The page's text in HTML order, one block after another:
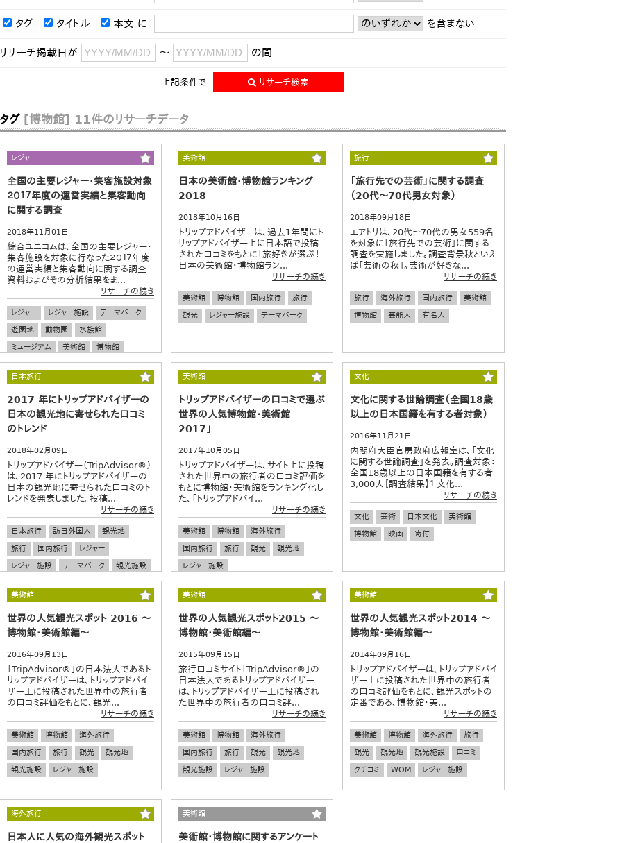
タグ タイトル 本文 に を含まない
リサーチ掲載日が ～ の間
上記条件で リサーチ検索
タグ [博物館] 11件のリサーチデータ
レジャー
全国の主要レジャー・集客施設対象
２０１７年度の運営実績と集客動向
に関する調査
2018年11月01日
綜合ユニコムは、全国の主要レジャー・
集客施設を対象に行なった２０１７年度
の運営実績と集客動向に関する調査
資料およびその分析結果をま...
リサーチの続き
レジャー レジャー施設
テーマパーク
遊園地
動物園
水族館
ミュージアム
美術館 博物館
美術館
日本の美術館・博物館ランキング
2018
2018年10月16日
トリップアドバイザーは、過去1年間にト
リップアドバイザー上に日本語で投稿
された口コミをもとに「旅好きが選ぶ！
日本の美術館・博物館ラン...
リサーチの続き
美術館 博物館 国内旅行
旅行
観光
レジャー施設 テーマパーク
旅行
「旅行先での芸術」に関する調査
（20代～70代男女対象）
2018年09月18日
エアトリは、20代～70代の男女559名
を対象に「旅行先での芸術」に関する
調査を実施しました。調査背景秋といえ
ば「芸術の秋」。芸術が好きな...
リサーチの続き
旅行 海外旅行 国内旅行
美術館
博物館
芸能人 有名人
日本旅行
2017 年にトリップアドバイザーの
日本の観光地に寄せられた口コミ
のトレンド
2018年02月09日
トリップアドバイザー（TripAdvisor®）
は、2017 年にトリップアドバイザーの
日本の観光地に寄せられた口コミのト
レンドを発表しました。投稿...
リサーチの続き
日本旅行 訪日外国人
観光地
旅行
国内旅行
レジャー
レジャー施設
テーマパーク
観光施設
遊園地
美術館 博物館
水族館
動物園
ミュージアム
口コミ
クチコミ
都市
美術館
トリップアドバイザーの口コミで選ぶ
世界の人気博物館・美術館
2017」
2017年10月05日
トリップアドバイザーは、サイト上に投稿
された世界中の旅行者の口コミ評価を
もとに博物館・美術館をランキング化し
た、「トリップアドバイ...
リサーチの続き
美術館 博物館
海外旅行
国内旅行
旅行 観光
観光地
レジャー施設
文化
文化に関する世論調査（全国18歳
以上の日本国籍を有する者対象）
2016年11月21日
内閣府大臣官房政府広報室は、「文化
に関する世論調査」を発表。調査対象：
全国18歳以上の日本国籍を有する者
3,000人【調査結果】１ 文化...
リサーチの続き
文化 芸術 日本文化
美術館
博物館
映画 寄付
美術館
世界の人気観光スポット 2016 ～
博物館・美術館編～
2016年09月13日
「TripAdvisor®」の日本法人であるト
リップアドバイザーは、トリップアドバイ
ザー上に投稿された世界中の旅行者
の口コミ評価をもとに、観光...
リサーチの続き
美術館 博物館
海外旅行
国内旅行
旅行 観光
観光地
観光施設
レジャー施設
美術館
世界の人気観光スポット2015 ～
博物館・美術館編～
2015年09月15日
旅行口コミサイト「TripAdvisor®」の
日本法人であるトリップアドバイザー
は、トリップアドバイザー上に投稿され
た世界中の旅行者の口コミ評...
リサーチの続き
美術館 博物館
海外旅行
国内旅行
旅行 観光
観光地
観光施設
レジャー施設
美術館
世界の人気観光スポット2014 ～
博物館・美術館編～
2014年09月16日
トリップアドバイザーは、トリップアドバイ
ザー上に投稿された世界中の旅行者
の口コミ評価をもとに、観光スポットの
定番である、博物館・美...
リサーチの続き
美術館 博物館 海外旅行
旅行
観光
観光地 観光施設
口コミ
クチコミ
WOM レジャー施設
海外旅行
日本人に人気の海外観光スポット
美術館
美術館・博物館に関するアンケート